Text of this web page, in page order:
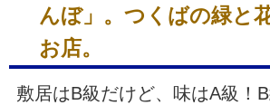
んぼ」。つくばの緑と
お店。
敷居はB級だけど、味はA級！